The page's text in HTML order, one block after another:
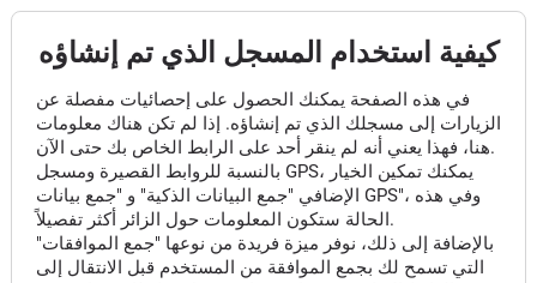
كيفية استخدام المسجل الذي تم إنشاؤه
في هذه الصفحة يمكنك الحصول على إحصائيات مفصلة عن
الزيارات إلى مسجلك الذي تم إنشاؤه. إذا لم تكن هناك معلومات
هنا، فهذا يعني أنه لم ينقر أحد على الرابط الخاص بك حتى الآن.
بالنسبة للروابط القصيرة ومسجل GPS، يمكنك تمكين الخيار
الإضافي "جمع البيانات الذكية" و "جمع بيانات GPS"، وفي هذه
الحالة ستكون المعلومات حول الزائر أكثر تفصيلاً.
بالإضافة إلى ذلك، نوفر ميزة فريدة من نوعها "جمع الموافقات"
التي تسمح لك بجمع الموافقة من المستخدم قبل الانتقال إلى